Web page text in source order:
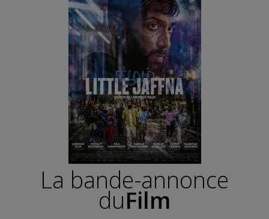
La bande-annonce
duFilm